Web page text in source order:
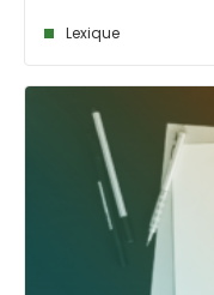
Lexique